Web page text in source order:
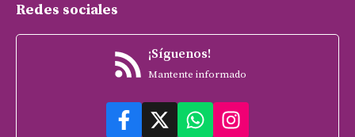
Redes sociales
¡Síguenos!
Mantente informado